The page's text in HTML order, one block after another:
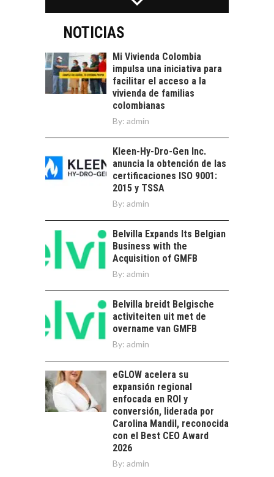
alternativas que
crédito…
EL CRECIMIENTO DE
LOS SERVICIOS
DIGITALES
EXPORTADOS DESDE
CHILE
El auge de las
exportaciones de
servicios digitales en
Chile:…
TURISMO EN EL
DESIERTO DE
OPORTUNIDADES
PARA EL
DESARROLLO LOCAL
El Desierto de
Atacama: Motor
Desarrollo Turístico…
LA IMPORTANCIA DE
DIVERSIFICAR LAS
EXPORTACIONES
CHILENAS
La diversificación de
las exportaciones
chilenas: clave para un
crecimiento…
CHILE COMO HUB
TECNOLÓGICO DE
AMÉRICA LATINA:
AVANCES Y DESAFÍOS
tecnológico de
América Latina:
avances y desafíos…
LA
TRANSFORMACIÓN
DE LOS RECURSOS
HUMANOS EN LAS
EMPRESAS
CHILENAS
NOTICIAS
Mi Vivienda Colombia
impulsa una iniciativa para
facilitar el acceso a la
vivienda de familias
colombianas
By: admin
Kleen-Hy-Dro-Gen Inc.
anuncia la obtención de las
certificaciones ISO 9001:
2015 y TSSA
By: admin
Belvilla Expands Its Belgian
Business with the
Acquisition of GMFB
By: admin
Belvilla breidt Belgische
activiteiten uit met de
overname van GMFB
By: admin
eGLOW acelera su
expansión regional
enfocada en ROI y
conversión, liderada por
Carolina Mandil, reconocida
con el Best CEO Award
2026
By: admin